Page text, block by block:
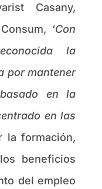
Casany,
‘Con
la
por mantener
en la
en las
la formación,
beneficios
del empleo